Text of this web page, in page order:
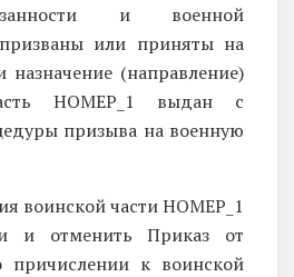
и военной
или приняты на
(направление)
НОМЕР_1 выдан с
призыва на военную
воинской части НОМЕР_1
и отменить Приказ от
причислении к воинской